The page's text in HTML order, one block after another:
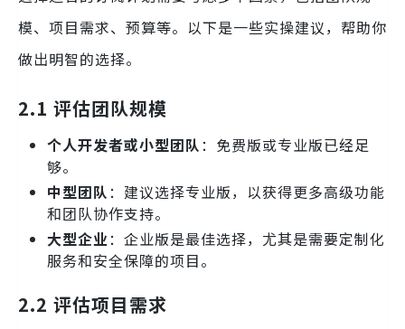
模、项目需求、预算等。以下是一些实操建议，帮助你
做出明智的选择。
2.1 评估团队规模
个人开发者或小型团队：免费版或专业版已经足
够。
中型团队：建议选择专业版，以获得更多高级功能
和团队协作支持。
大型企业：企业版是最佳选择，尤其是需要定制化
服务和安全保障的项目。
2.2 评估项目需求